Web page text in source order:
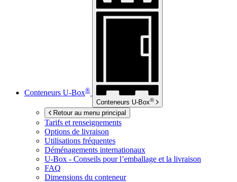
Conteneurs U-Box®
Conteneurs U-Box®
Retour au menu principal
Tarifs et renseignements
Options de livraison
Utilisations fréquentes
Déménagements internationaux
U-Box - Conseils pour l’emballage et la livraison
FAQ
Dimensions du conteneur